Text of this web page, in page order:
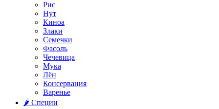
Рис
Нут
Киноа
Злаки
Семечки
Фасоль
Чечевица
Мука
Лён
Консервация
Варенье
🌶️ Специи